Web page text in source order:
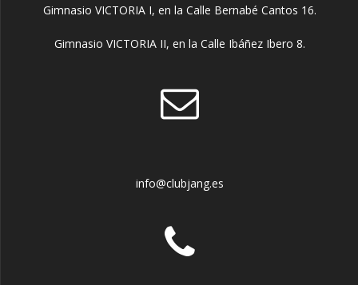
Gimnasio VICTORIA I, en la Calle Bernabé Cantos 16.
Gimnasio VICTORIA II, en la Calle Ibáñez Ibero 8.
info@clubjang.es